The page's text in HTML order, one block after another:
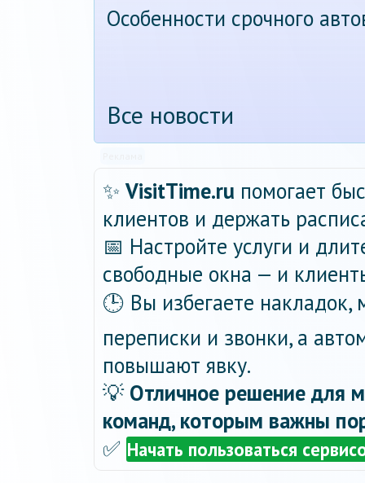
Особенности срочного
Все новости
✨ VisitTime.ru помогает
клиентов и держать
📅 Настройте услуги и
свободные окна — и
🕒 Вы избегаете
переписки и звонки, а
повышают явку.
💡 Отличное решение для
команд, которым важны
✅ Начать пользоваться